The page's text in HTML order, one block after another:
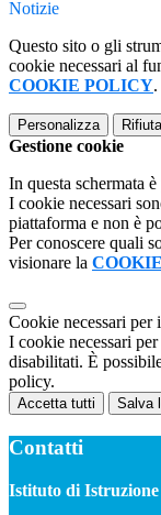
Notizie
Questo sito o gli
cookie necessari al
COOKIE POLICY.
Personalizza
Gestione cookie
In questa schermata
I cookie necessari
piattaforma e non è
Per conoscere quali
visionare la
Cookie necessari per
I cookie necessari
disabilitati. È
policy.
Accetta tutti Salva
Contatti
Istituto di